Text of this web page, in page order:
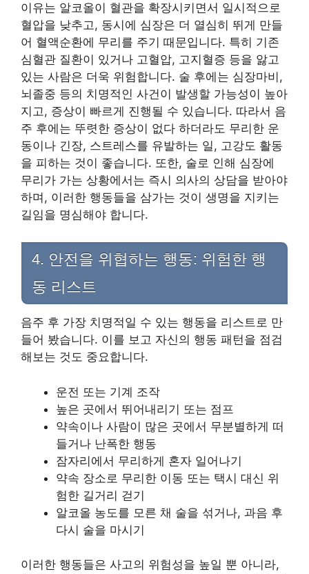
이유는 알코올이 혈관을 확장시키면서 일시적으로
혈압을 낮추고, 동시에 심장은 더 열심히 뛰게 만들
어 혈액순환에 무리를 주기 때문입니다. 특히 기존
심혈관 질환이 있거나 고혈압, 고지혈증 등을 앓고
있는 사람은 더욱 위험합니다. 술 후에는 심장마비,
뇌졸중 등의 치명적인 사건이 발생할 가능성이 높아
지고, 증상이 빠르게 진행될 수 있습니다. 따라서 음
주 후에는 뚜렷한 증상이 없다 하더라도 무리한 운
동이나 긴장, 스트레스를 유발하는 일, 고강도 활동
을 피하는 것이 좋습니다. 또한, 술로 인해 심장에
무리가 가는 상황에서는 즉시 의사의 상담을 받아야
하며, 이러한 행동들을 삼가는 것이 생명을 지키는
길임을 명심해야 합니다.
4. 안전을 위협하는 행동: 위험한 행
동 리스트
음주 후 가장 치명적일 수 있는 행동을 리스트로 만
들어 봤습니다. 이를 보고 자신의 행동 패턴을 점검
해보는 것도 중요합니다.
운전 또는 기계 조작
높은 곳에서 뛰어내리기 또는 점프
약속이나 사람이 많은 곳에서 무분별하게 떠
들거나 난폭한 행동
잠자리에서 무리하게 혼자 일어나기
약속 장소로 무리한 이동 또는 택시 대신 위
험한 길거리 걷기
알코올 농도를 모른 채 술을 섞거나, 과음 후
다시 술을 마시기
이러한 행동들은 사고의 위험성을 높일 뿐 아니라,